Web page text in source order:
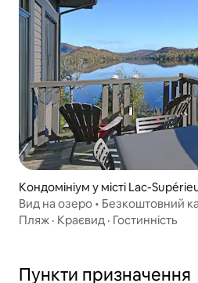
Кондомініум у місті Lac-
Вид на озеро • Безкоштовний
Велике двоспальне ліжко
Пляж · Краєвид · Гостинність
Пункти призначення